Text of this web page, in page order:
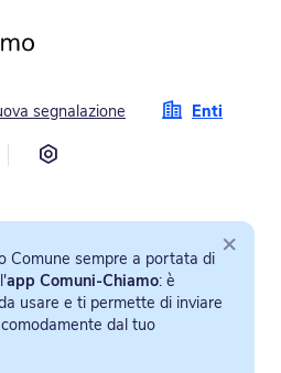
segnalazione
Enti
Comune sempre a portata di
app Comuni-Chiamo: è
usare e ti permette di inviare
dal tuo
×